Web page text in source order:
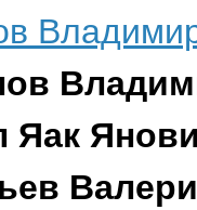
Яак